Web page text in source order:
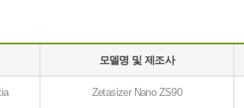
모델명 및 제조사
Zetasizer Nano ZS90